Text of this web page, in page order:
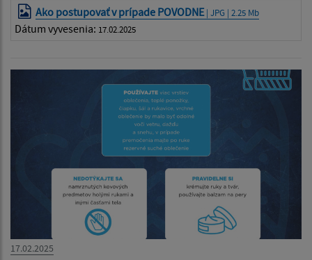
Ako postupovať v prípade POVODNE| JPG | 2.25 Mb
Dátum vyvesenia: 17.02.2025
17.02.2025